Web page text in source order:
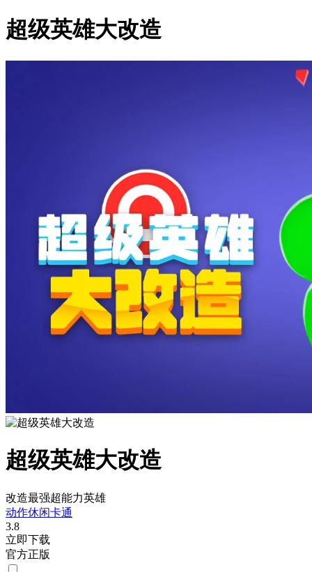
超级英雄大改造
超级英雄大改造
改造最强超能力英雄
动作休闲卡通
3.8
立即下载
官方正版